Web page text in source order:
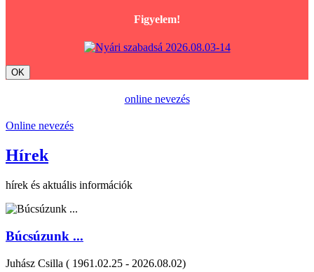
Figyelem!
OK
online nevezés
Online nevezés
Hírek
hírek és aktuális információk
Búcsúzunk ...
Juhász Csilla ( 1961.02.25 - 2026.08.02)